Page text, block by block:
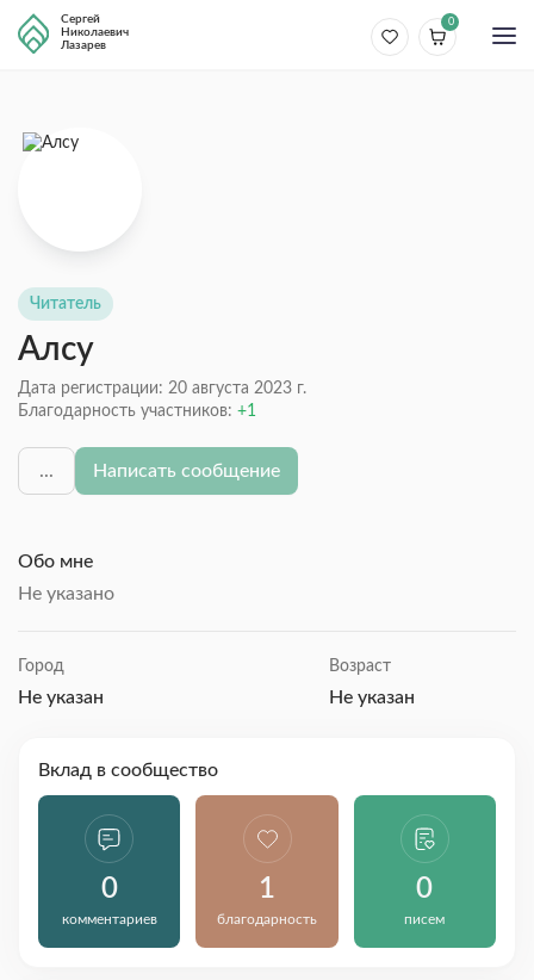
Сергей
Николаевич
Лазарев
0
Читатель
Алсу
Дата регистрации: 20 августа 2023 г.
Благодарность участников:
1
... Написать сообщение
Обо мне
Не указано
Город
Не указан
Возраст
Не указан
Вклад в сообщество
0
комментариев
1
благодарность
0
писем